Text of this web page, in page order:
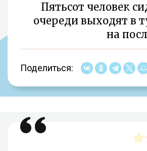
Пятьсот человек
очереди выходят в
на
Поделиться: